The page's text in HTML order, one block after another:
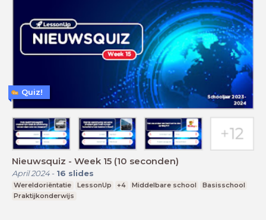
Nieuwsquiz - Week 15 (10 seconden)
April 2024- 16 slides
Wereldoriëntatie LessonUp +4 Middelbare school
Basisschool
Praktijkonderwijs
Quiz!